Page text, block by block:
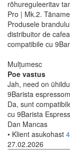
rõhureguleeritav
Pro | Mk.2.
Produsele
distribuitor de
compatibile cu
Mulțumesc
Poe vastus
Jah, need on
9Barista
Da, sunt
cu 9Barista
Dan Mancas
• Klient asukohast
27.02.2026